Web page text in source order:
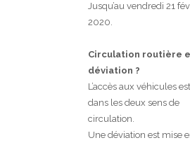
Jusqu’au vendredi 21
2020.
Circulation routière
déviation ?
L’accès aux véhicules
dans les deux sens de
circulation.
Une déviation est mise